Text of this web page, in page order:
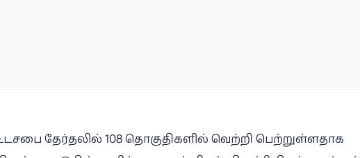
தேர்தலில் 108 தொகுதிகளில் வெற்றி பெற்றுள்ளதாக